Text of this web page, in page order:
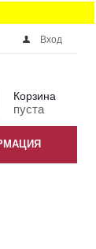
Вход
Корзина
пуста